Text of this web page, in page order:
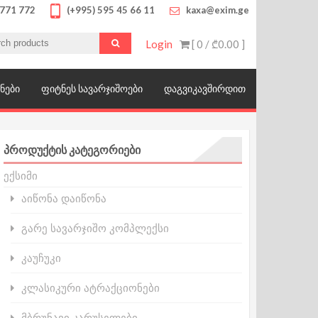
772 (+995) 595 45 66 11 kaxa@exim.ge
[ 0 / ₾0.00 ]
Login
მრავალფეროვანი საბავშვო
ᲤᲘᲢᲜᲔᲡ ᲡᲐᲕᲐᲠᲯᲘᲨᲝᲔᲑᲘ ᲓᲐᲒᲕᲘᲙᲐᲕᲨᲘᲠᲓᲘᲗ
ᲞᲠᲝᲓᲣᲥᲢᲘᲡ ᲙᲐᲢᲔᲒᲝᲠᲘᲔᲑᲘ
ექსიმი
აიწონა დაიწონა
გარე სავარჯიშო კომპლექსი
კაუჩუკი
კლასიკური ატრაქციონები